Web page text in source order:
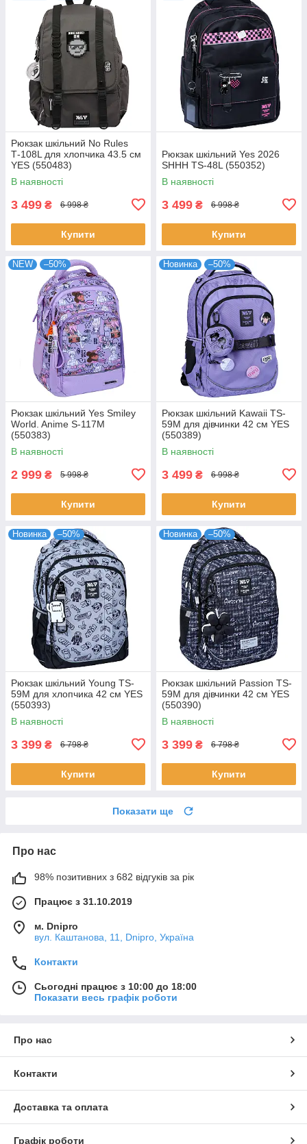
Рюкзак шкільний No Rules
Т-108L для хлопчика 43.5 см
YES (550483)
В наявності
3 499 ₴ 6 998 ₴
Купити
Рюкзак шкільний Yes 2026
SHHH TS-48L (550352)
В наявності
3 499 ₴ 6 998 ₴
Купити
NEW –50%
Рюкзак шкільний Yes Smiley
World. Anime S-117M
(550383)
В наявності
2 999 ₴ 5 998 ₴
Купити
Новинка –50%
Рюкзак шкільний Kawaii TS-
59M для дівчинки 42 см YES
(550389)
В наявності
3 499 ₴ 6 998 ₴
Купити
Новинка –50%
Рюкзак шкільний Young TS-
59M для хлопчика 42 см YES
(550393)
В наявності
3 399 ₴ 6 798 ₴
Купити
Новинка –50%
Рюкзак шкільний Passion TS-
59M для дівчинки 42 см YES
(550390)
В наявності
3 399 ₴ 6 798 ₴
Купити
Показати ще
Про нас
98% позитивних з 682 відгуків за рік
Працює з 31.10.2019
м. Dnipro
вул. Каштанова, 11, Dnipro, Україна
Контакти
Сьогодні працює з 10:00 до 18:00
Показати весь графік роботи
Про нас
Контакти
Доставка та оплата
Графік роботи